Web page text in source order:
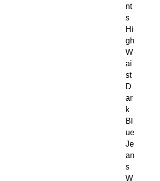
nt
s
Hi
gh
W
ai
st
D
ar
k
Bl
ue
Je
an
s
W